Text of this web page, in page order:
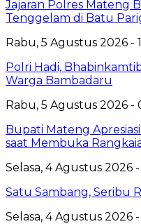
Jajaran Polres Mateng
Tenggelam di Batu
Rabu, 5 Agustus 2026 -
Polri Hadi,
Warga Bambadaru
Rabu, 5 Agustus 2026 -
Bupati Mateng
saat Membuka
Selasa, 4 Agustus 2026
Satu Sambang, Seribu
Selasa, 4 Agustus 2026